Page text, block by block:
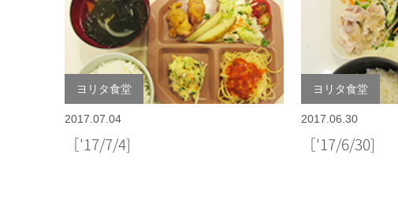
ヨリタ食堂
2017.07.04
［'17/7/4]
ヨリタ食堂
2017.06.30
［'17/6/30]